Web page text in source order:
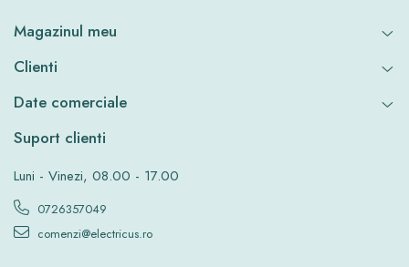
Magazinul meu
Clienti
Date comerciale
Suport clienti
Luni - Vinezi, 08.00 - 17.00
0726357049
comenzi@electricus.ro